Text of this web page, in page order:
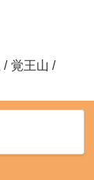
/ 覚王山 /